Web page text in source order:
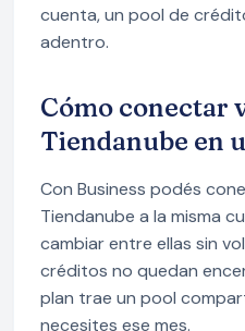
cuenta, un pool de
adentro.
Cómo conectar
Tiendanube en
Con Business podés
Tiendanube a la misma
cambiar entre ellas sin
créditos no quedan
plan trae un pool
necesites ese mes.